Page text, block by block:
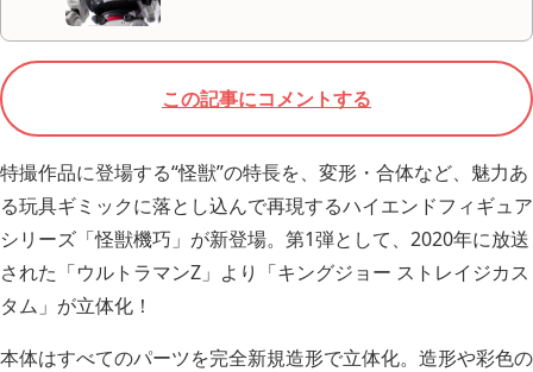
この記事にコメントする
特撮作品に登場する“怪獣”の特長を、変形・合体など、魅力あ
る玩具ギミックに落とし込んで再現するハイエンドフィギュア
シリーズ「怪獣機巧」が新登場。第1弾として、2020年に放送
された「ウルトラマンZ」より「キングジョー ストレイジカス
タム」が立体化！
本体はすべてのパーツを完全新規造形で立体化。造形や彩色の